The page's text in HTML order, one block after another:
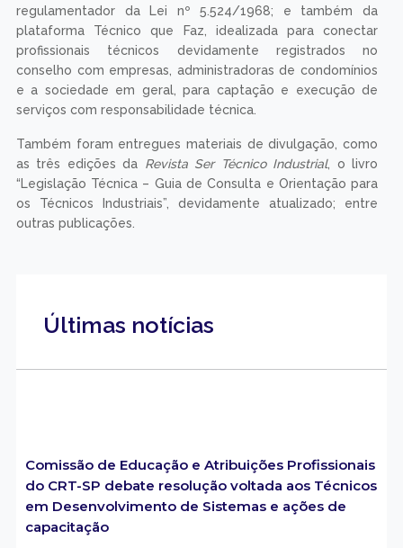
regulamentador da Lei nº 5.524/1968; e também da
plataforma Técnico que Faz, idealizada para conectar
profissionais técnicos devidamente registrados no
conselho com empresas, administradoras de condomínios
e a sociedade em geral, para captação e execução de
serviços com responsabilidade técnica.
Também foram entregues materiais de divulgação, como
as três edições da Revista Ser Técnico Industrial, o livro
“Legislação Técnica – Guia de Consulta e Orientação para
os Técnicos Industriais”, devidamente atualizado; entre
outras publicações.
Últimas notícias
Comissão de Educação e Atribuições Profissionais
do CRT-SP debate resolução voltada aos Técnicos
em Desenvolvimento de Sistemas e ações de
capacitação